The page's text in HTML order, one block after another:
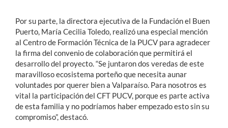
Por su parte, la directora ejecutiva de la Fundación el Buen
Puerto, María Cecilia Toledo, realizó una especial mención
al Centro de Formación Técnica de la PUCV para agradecer
la firma del convenio de colaboración que permitirá el
desarrollo del proyecto. “Se juntaron dos veredas de este
maravilloso ecosistema porteño que necesita aunar
voluntades por querer bien a Valparaíso. Para nosotros es
vital la participación del CFT PUCV, porque es parte activa
de esta familia y no podríamos haber empezado esto sin su
compromiso”, destacó.